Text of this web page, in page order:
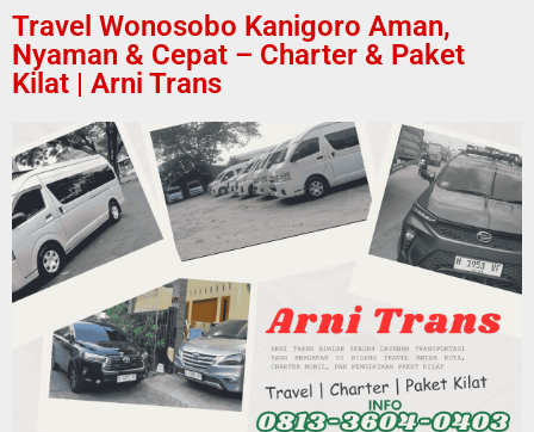
Travel Wonosobo Kanigoro Aman,
Nyaman & Cepat – Charter & Paket
Kilat | Arni Trans